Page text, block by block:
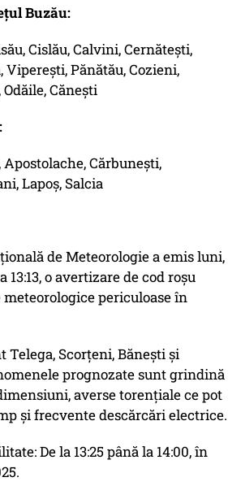
Buzău:
Cislău, Calvini, Cernătești,
Viperești, Pănătău, Cozieni,
Cănești
Apostolache, Cărbunești,
Lapoș, Salcia
de Meteorologie a emis luni,
13:13, o avertizare de cod roșu
periculoase în
Telega, Scorțeni, Bănești și
prognozate sunt grindină
averse torențiale ce pot
și frecvente descărcări electrice.
De la 13:25 până la 14:00, în